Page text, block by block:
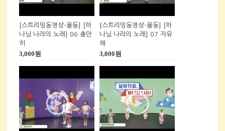
[스트리밍동영상-율동] [하
나님 나라의 노래] 06 충만
히
3,000원
[스트리밍동영상-율동] [하
나님 나라의 노래] 07 자유
해
3,000원